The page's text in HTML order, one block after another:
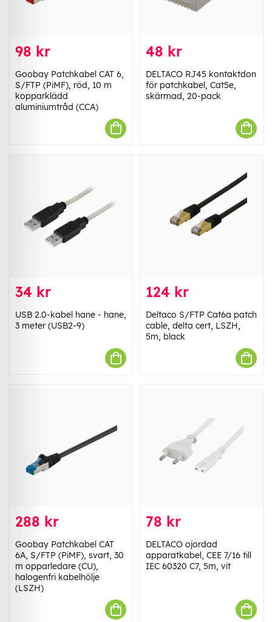
98 kr
Goobay Patchkabel CAT 6,
S/FTP (PiMF), röd, 10 m
kopparklädd
aluminiumtråd (CCA)
48 kr
DELTACO RJ45 kontaktdon
för patchkabel, Cat5e,
skärmad, 20-pack
34 kr
USB 2.0-kabel hane - hane,
3 meter (USB2-9)
124 kr
Deltaco S/FTP Cat6a patch
cable, delta cert, LSZH,
5m, black
288 kr
Goobay Patchkabel CAT
6A, S/FTP (PiMF), svart, 30
m opparledare (CU),
halogenfri kabelhölje
(LSZH)
78 kr
DELTACO ojordad
apparatkabel, CEE 7/16 till
IEC 60320 C7, 5m, vit